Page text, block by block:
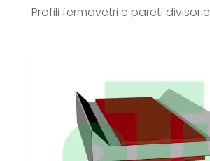
Profili fermavetri e pareti divisorie